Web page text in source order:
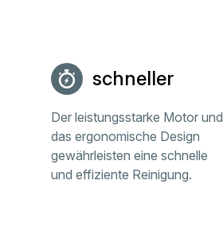
schneller
Der leistungsstarke Motor und
das ergonomische Design
gewährleisten eine schnelle
und effiziente Reinigung.